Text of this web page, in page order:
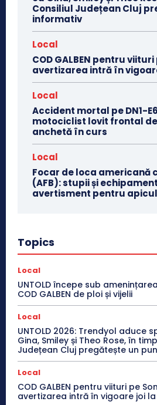
Consiliul Județean Cluj
informativ
Local
COD GALBEN pentru
avertizarea intră în
Local
Accident mortal pe DN1-
motociclist lovit frontal de
anchetă în curs
Local
Focar de loca americană
(AFB): stupii și
avertisment pentru
Topics
Local
UNTOLD începe sub
COD GALBEN de ploi și vijelii
Local
UNTOLD 2026: Trendyol aduce
Gina, Smiley și Theo Rose, în
Județean Cluj pregătește un
Local
COD GALBEN pentru viituri pe
avertizarea intră în vigoare joi